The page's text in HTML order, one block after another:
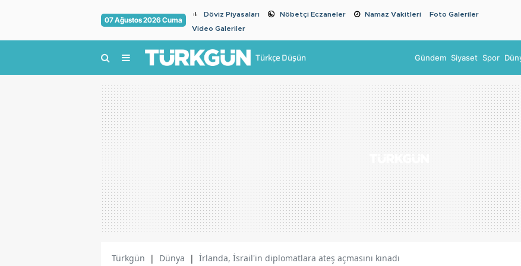
07 Ağustos 2026 Cuma
Döviz Piyasaları Nöbetçi Eczaneler Namaz Vakitleri
Foto Galeriler
Video Galeriler
Türkçe Düşün Gündem Siyaset Spor
Türkgün | Dünya | İrlanda, İsrail'in diplomatlara ateş açmasını kınadı